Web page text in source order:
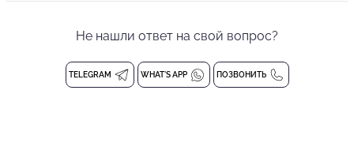
материала, который обеспечивает идеальную посадку, не
интенсивных тренировок.
Модель объединяет функциональность танцевальной одежды с
Не нашли ответ на свой вопрос?
TELEGRAM WHAT'S APP ПОЗВОНИТЬ